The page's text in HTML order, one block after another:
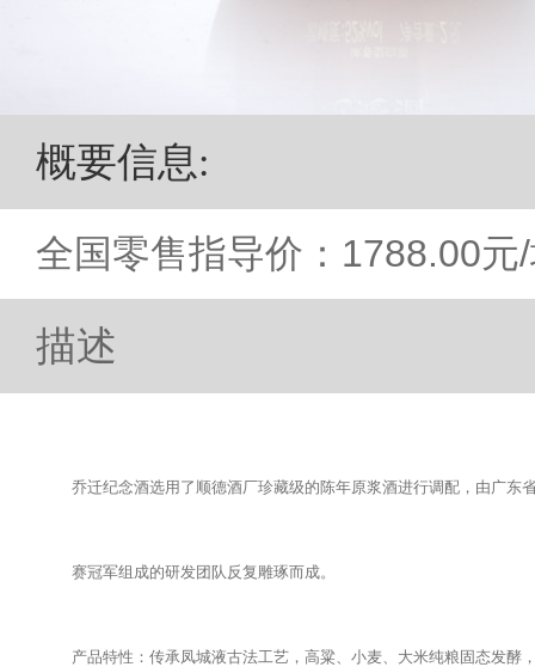
概要信息:
全国零售指导价：1788.00元
描述
乔迁纪念酒选用了顺德酒厂珍藏级的陈年原浆酒进行调配，由广东
赛冠军组成的研发团队反复雕琢而成。
产品特性：传承凤城液古法工艺，高粱、小麦、大米纯粮固态发酵